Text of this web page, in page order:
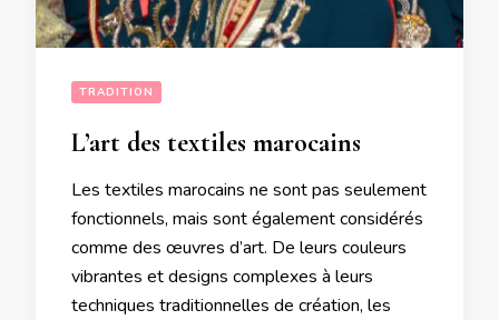
TRADITION
L’art des textiles marocains
Les textiles marocains ne sont pas seulement
fonctionnels, mais sont également considérés
comme des œuvres d’art. De leurs couleurs
vibrantes et designs complexes à leurs
techniques traditionnelles de création, les